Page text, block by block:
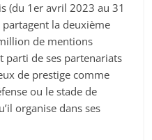
(du 1er avril 2023 au 31
la deuxième
de mentions
parti de ses partenariats
de prestige comme
ou le stade de
organise dans ses